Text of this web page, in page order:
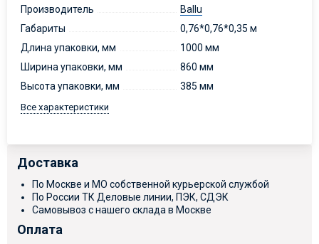
Производитель
Ballu
Габариты
0,76*0,76*0,35 м
Длина упаковки, мм
1000 мм
Ширина упаковки, мм
860 мм
Высота упаковки, мм
385 мм
Все характеристики
Доставка
По Москве и МО собственной курьерской службой
По России ТК Деловые линии, ПЭК, СДЭК
Самовывоз с нашего склада в Москве
Оплата